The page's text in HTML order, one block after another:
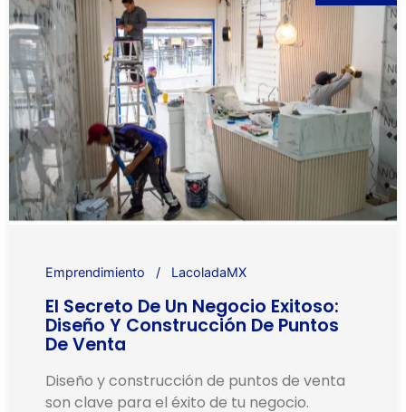
Emprendimiento LacoladaMX
El Secreto De Un Negocio Exitoso:
Diseño Y Construcción De Puntos
De Venta
Diseño y construcción de puntos de venta
son clave para el éxito de tu negocio.